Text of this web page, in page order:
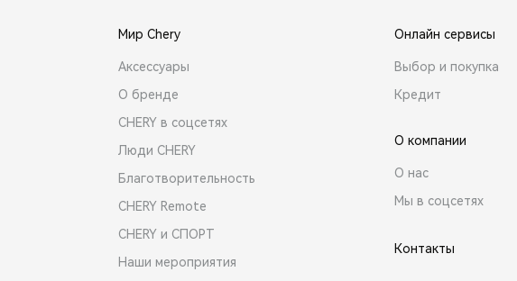
Мир Chery
Аксессуары
О бренде
CHERY в соцсетях
Люди CHERY
Благотворительность
CHERY Remote
CHERY и СПОРТ
Наши мероприятия
Онлайн сервисы
Выбор и покупка
Кредит
О компании
О нас
Мы в соцсетях
Контакты